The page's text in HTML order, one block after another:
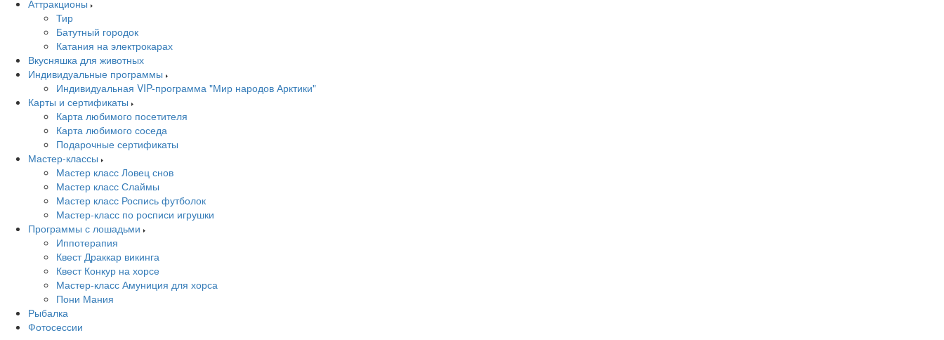
Аттракционы
Тир
Батутный городок
Катания на электрокарах
Вкусняшка для животных
Индивидуальные программы
Индивидуальная VIP-программа "Мир народов Арктики"
Карты и сертификаты
Карта любимого посетителя
Карта любимого соседа
Подарочные сертификаты
Мастер-классы
Мастер класс Ловец снов
Мастер класс Слаймы
Мастер класс Роспись футболок
Мастер-класс по росписи игрушки
Программы с лошадьми
Иппотерапия
Квест Драккар викинга
Квест Конкур на хорсе
Мастер-класс Амуниция для хорса
Пони Мания
Рыбалка
Фотосессии